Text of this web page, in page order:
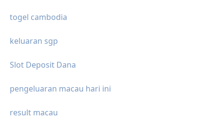
togel cambodia
keluaran sgp
Slot Deposit Dana
pengeluaran macau hari ini
result macau